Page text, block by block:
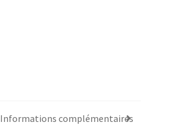
Informations complémentaires